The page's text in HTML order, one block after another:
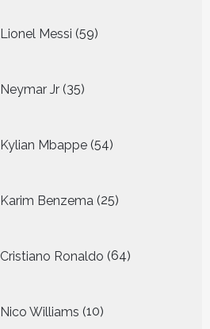
Lionel Messi 59
producten
Neymar Jr 35
producten
Kylian Mbappe 54
producten
Karim Benzema 25
producten
Cristiano Ronaldo 64
producten
Nico Williams 10
producten